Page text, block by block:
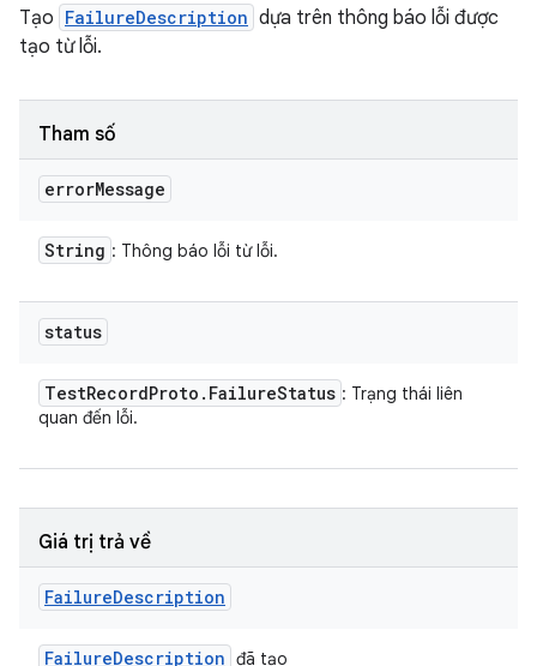
Tạo FailureDescription dựa trên thông báo lỗi được
tạo từ lỗi.
Tham số
errorMessage
String : Thông báo lỗi từ lỗi.
status
TestRecordProto . FailureStatus : Trạng thái liên
quan đến lỗi.
Giá trị trả về
FailureDescription
FailureDescription đã tạo